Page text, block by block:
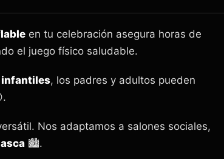
en tu celebración asegura horas de
el juego físico saludable.
, los padres y adultos pueden
Nos adaptamos a salones sociales,
🏙️.